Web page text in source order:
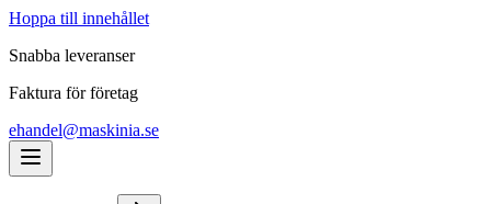
Hoppa till innehållet
Snabba leveranser
Faktura för företag
ehandel@maskinia.se